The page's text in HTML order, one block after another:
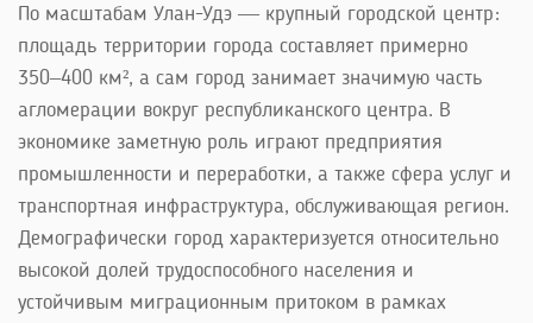
По масштабам Улан-Удэ — крупный городской центр:
площадь территории города составляет примерно
350–400 км², а сам город занимает значимую часть
агломерации вокруг республиканского центра. В
экономике заметную роль играют предприятия
промышленности и переработки, а также сфера услуг и
транспортная инфраструктура, обслуживающая регион.
Демографически город характеризуется относительно
высокой долей трудоспособного населения и
устойчивым миграционным притоком в рамках